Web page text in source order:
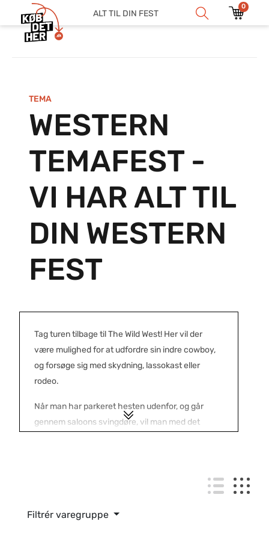
ALT TIL DIN FEST
0
TEMA
WESTERN
TEMAFEST -
VI HAR ALT TIL
DIN WESTERN
FEST
Tag turen tilbage til The Wild West! Her vil der
være mulighed for at udfordre sin indre cowboy,
og forsøge sig med skydning, lassokast eller
rodeo.
Når man har parkeret hesten udenfor, og går
gennem saloons svingdøre, vil man med det
Filtrér varegruppe